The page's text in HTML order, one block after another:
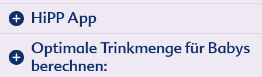
HiPP App
Optimale Trinkmenge für Babys
berechnen: